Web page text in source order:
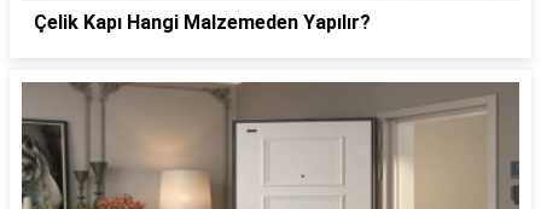
Çelik Kapı Hangi Malzemeden Yapılır?